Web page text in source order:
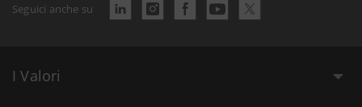
Seguici anche su
I Valori